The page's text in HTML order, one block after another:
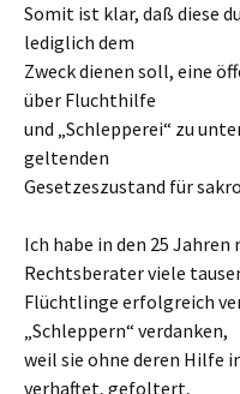
Somit ist klar, daß diese
lediglich dem
Zweck dienen soll, eine
über Fluchthilfe
und „Schlepperei“ zu
geltenden
Gesetzeszustand für
Ich habe in den 25
Rechtsberater viele
Flüchtlinge erfolgreich
„Schleppern“ verdanken,
weil sie ohne deren Hilfe
verhaftet, gefoltert,